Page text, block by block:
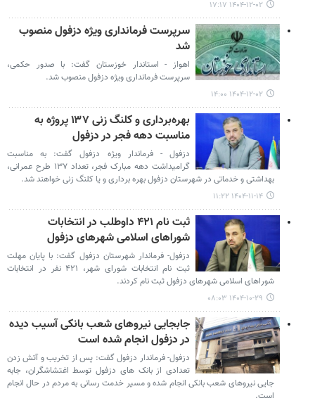
۱۴۰۴-۱۲-۰۲ ۱۷:۱۷
سرپرست فرمانداری ویژه دزفول منصوب
شد
اهواز - استاندار خوزستان گفت: با صدور حکمی،
سرپرست فرمانداری ویژه دزفول منصوب شد.
۱۴۰۴-۱۲-۰۲ ۱۴:۰۰
بهره‌برداری و کلنگ زنی ۱۳۷ پروژه به
مناسبت دهه فجر در دزفول
دزفول - فرماندار ویژه دزفول گفت: به مناسبت
گرامیداشت دهه مبارک فجر، تعداد ۱۳۷ طرح عمرانی،
بهداشتی و خدماتی در شهرستان دزفول بهره برداری و یا کلنگ زنی خواهند شد.
۱۴۰۴-۱۱-۱۴ ۱۱:۲۲
ثبت نام ۴۲۱ داوطلب در انتخابات
شوراهای اسلامی شهرهای دزفول
دزفول- فرماندار شهرستان دزفول گفت: با پایان مهلت
ثبت نام انتخابات شورای شهر، ۴۲۱ نفر در انتخابات
شوراهای اسلامی شهرهای دزفول ثبت نام کردند.
۱۴۰۴-۱۰-۲۹ ۰۸:۰۳
جابجایی نیروهای شعب بانکی آسیب دیده
در دزفول انجام شده است
دزفول- فرماندار دزفول گفت: پس از تخریب و آتش زدن
تعدادی از بانک های دزفول توسط اغتشاشگران، جابه
جایی نیروهای شعب بانکی انجام شده و مسیر خدمت رسانی به مردم در حال انجام
است.